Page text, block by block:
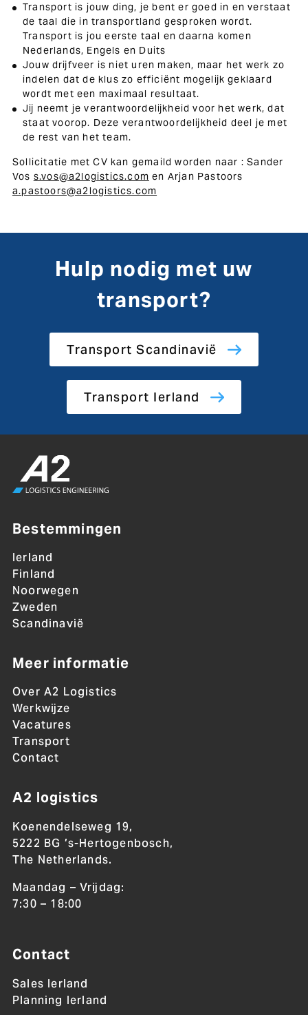
Transport is jouw ding, je bent er goed in en verstaat
de taal die in transportland gesproken wordt.
Transport is jou eerste taal en daarna komen
Nederlands, Engels en Duits
Jouw drijfveer is niet uren maken, maar het werk zo
indelen dat de klus zo efficiënt mogelijk geklaard
wordt met een maximaal resultaat.
Jij neemt je verantwoordelijkheid voor het werk, dat
staat voorop. Deze verantwoordelijkheid deel je met
de rest van het team.
Sollicitatie met CV kan gemaild worden naar : Sander
Vos s.vos@a2logistics.com en Arjan Pastoors
a.pastoors@a2logistics.com
Hulp nodig met uw
transport?
Transport Scandinavië
Transport Ierland
Bestemmingen
Ierland
Finland
Noorwegen
Zweden
Scandinavië
Meer informatie
Over A2 Logistics
Werkwijze
Vacatures
Transport
Contact
A2 logistics
Koenendelseweg 19,
5222 BG ’s-Hertogenbosch,
The Netherlands.
Maandag – Vrijdag:
7:30 – 18:00
Contact
Sales Ierland
Planning Ierland